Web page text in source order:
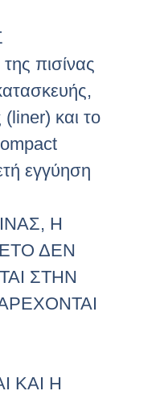
πισίνας
και το
εγγύηση
Η
ΔΕΝ
ΣΤΗΝ
ΚΑΙ Η